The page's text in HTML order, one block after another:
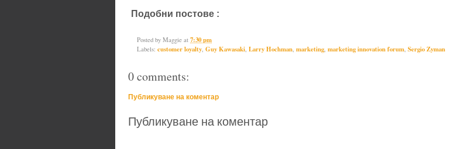
Подобни постове :
Posted by Maggie at 7:30 pm
Labels: customer loyalty, Guy Kawasaki, Larry Hochman, marketing, marketing innovation forum, Sergio Zyman
0 comments:
Публикуване на коментар
Публикуване на коментар